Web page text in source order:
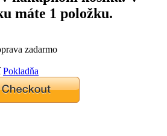
máte 1 položku.
zadarmo
Pokladňa